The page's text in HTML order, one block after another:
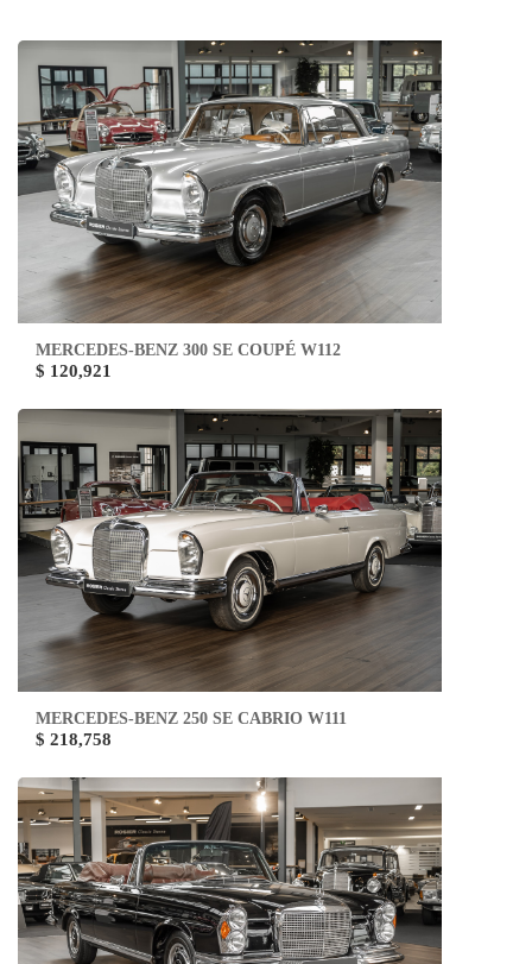
MERCEDES-BENZ 300 SE COUPÉ W112
$ 120,921
MERCEDES-BENZ 250 SE CABRIO W111
$ 218,758